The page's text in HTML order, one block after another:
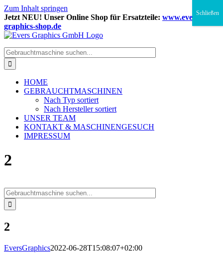
Zum Inhalt springen
Jetzt NEU! Unser Online Shop für Ersatzteile: www.evers-
graphics-shop.de
HOME
GEBRAUCHTMASCHINEN
Nach Typ sortiert
Nach Hersteller sortiert
UNSER TEAM
KONTAKT & MASCHINENGESUCH
IMPRESSUM
2
2
EversGraphics2022-06-28T15:08:07+02:00
Schließen